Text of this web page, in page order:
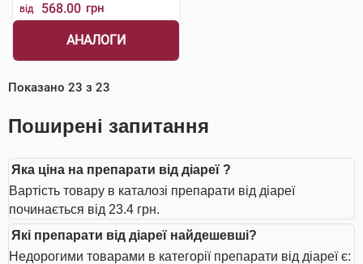
від 568.00 грн
АНАЛОГИ
Показано 23 з 23
Поширені запитання
Яка ціна на препарати від діареї ?
Вартість товару в каталозі препарати від діареї
починається від 23.4 грн.
Які препарати від діареї найдешевші?
Недорогими товарами в категорії препарати від діареї є: